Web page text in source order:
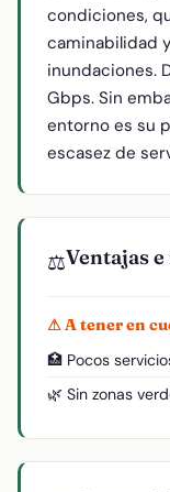
condiciones,
caminabilidad
inundaciones.
Gbps. Sin
entorno es su
escasez de
⚖️Ventajas
⚠ A tener en
🏥 Pocos
🌿 Sin zonas